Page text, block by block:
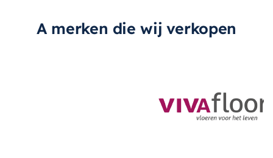
A merken die wij verkopen